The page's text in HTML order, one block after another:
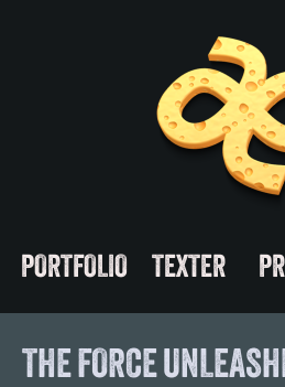
PORTFOLIO TEXTER
THE FORCE